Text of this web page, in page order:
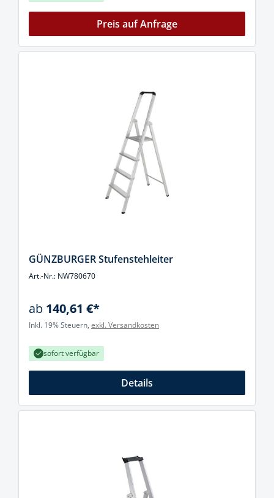
Preis auf Anfrage
GÜNZBURGER Stufenstehleiter
Art.-Nr.: NW780670
ab 140,61 €*
Inkl. 19% Steuern, exkl. Versandkosten
sofort verfügbar
Details